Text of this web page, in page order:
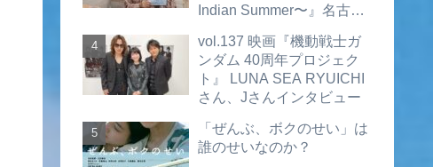
Indian Summer〜』名古屋
画あり）
vol.137 映画『機動戦士ガ
ンダム 40周年プロジェク
ト』 LUNA SEA RYUICHI
さん、Jさんインタビュー
「ぜんぶ、ボクのせい」は
誰のせいなのか？